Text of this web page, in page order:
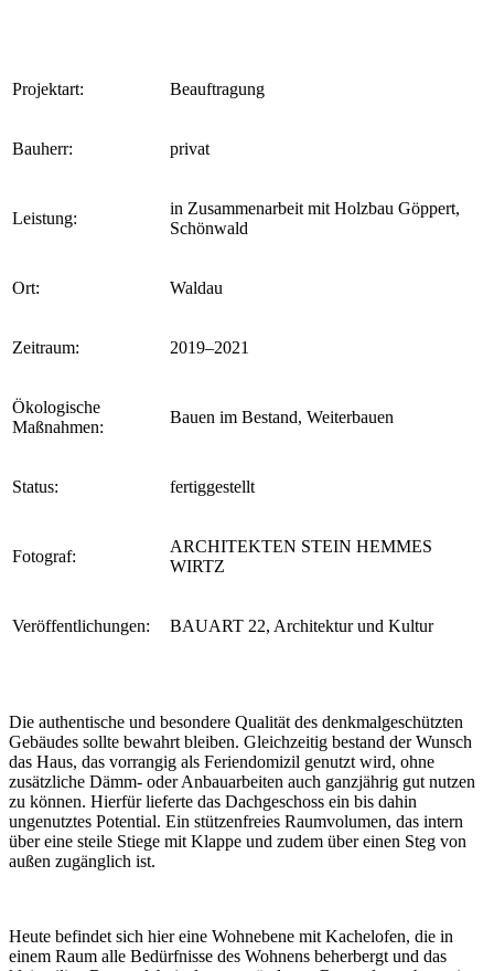
Projektart: Beauftragung
Bauherr: privat
Leistung:
in Zusammenarbeit mit Holzbau Göppert,
Schönwald
Ort: Waldau
Zeitraum: 2019–2021
Ökologische
Maßnahmen:
Bauen im Bestand, Weiterbauen
Status: fertiggestellt
Fotograf:
ARCHITEKTEN STEIN HEMMES
WIRTZ
Veröffentlichungen: BAUART 22, Architektur und Kultur
Die authentische und besondere Qualität des denkmalgeschützten
Gebäudes sollte bewahrt bleiben. Gleichzeitig bestand der Wunsch
das Haus, das vorrangig als Feriendomizil genutzt wird, ohne
zusätzliche Dämm- oder Anbauarbeiten auch ganzjährig gut nutzen
zu können. Hierfür lieferte das Dachgeschoss ein bis dahin
ungenutztes Potential. Ein stützenfreies Raumvolumen, das intern
über eine steile Stiege mit Klappe und zudem über einen Steg von
außen zugänglich ist.
Heute befindet sich hier eine Wohnebene mit Kachelofen, die in
einem Raum alle Bedürfnisse des Wohnens beherbergt und das